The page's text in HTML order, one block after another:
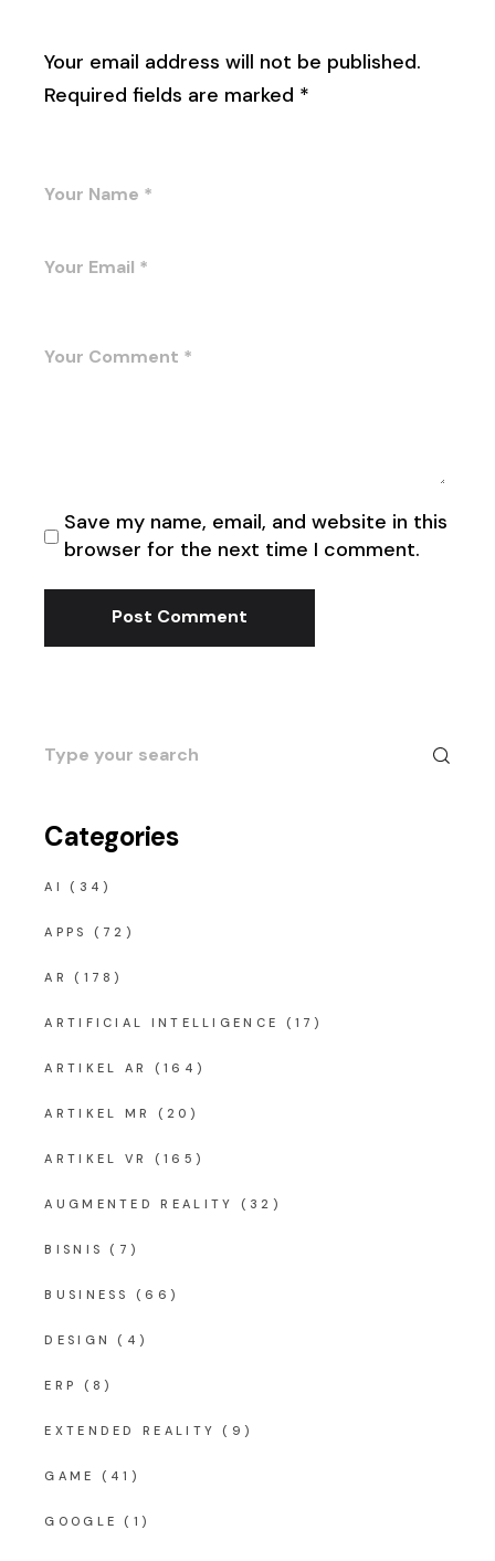
Your email address will not be published.
Required fields are marked *
Save my name, email, and website in this
browser for the next time I comment.
Post Comment
Search
for:
Categories
AI (34)
APPS (72)
AR (178)
ARTIFICIAL INTELLIGENCE (17)
ARTIKEL AR (164)
ARTIKEL MR (20)
ARTIKEL VR (165)
AUGMENTED REALITY (32)
BISNIS (7)
BUSINESS (66)
DESIGN (4)
ERP (8)
EXTENDED REALITY (9)
GAME (41)
GOOGLE (1)